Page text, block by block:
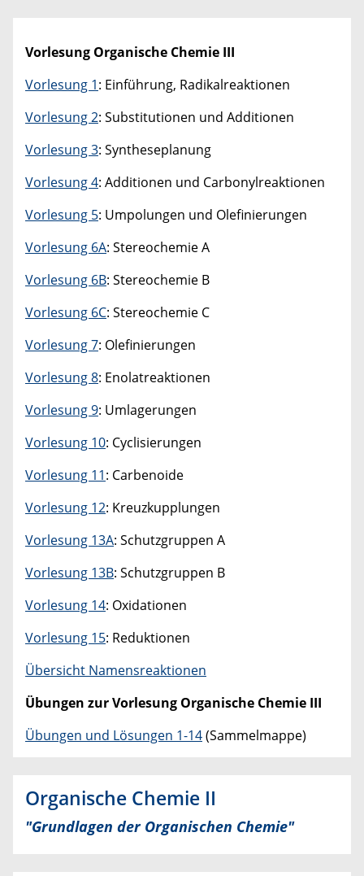
Vorlesung Organische Chemie III
Vorlesung 1: Einführung, Radikalreaktionen
Vorlesung 2: Substitutionen und Additionen
Vorlesung 3: Syntheseplanung
Vorlesung 4: Additionen und Carbonylreaktionen
Vorlesung 5: Umpolungen und Olefinierungen
Vorlesung 6A: Stereochemie A
Vorlesung 6B: Stereochemie B
Vorlesung 6C: Stereochemie C
Vorlesung 7: Olefinierungen
Vorlesung 8: Enolatreaktionen
Vorlesung 9: Umlagerungen
Vorlesung 10: Cyclisierungen
Vorlesung 11: Carbenoide
Vorlesung 12: Kreuzkupplungen
Vorlesung 13A: Schutzgruppen A
Vorlesung 13B: Schutzgruppen B
Vorlesung 14: Oxidationen
Vorlesung 15: Reduktionen
Übersicht Namensreaktionen
Übungen zur Vorlesung Organische Chemie III
Übungen und Lösungen 1-14(Sammelmappe)
Organische Chemie II
"Grundlagen der Organischen Chemie"